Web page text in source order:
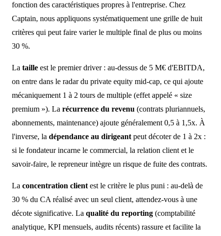
fonction des caractéristiques propres à l'entreprise. Chez
Captain, nous appliquons systématiquement une grille de huit
critères qui peut faire varier le multiple final de plus ou moins
30 %.
La taille est le premier driver : au-dessus de 5 M€ d'EBITDA,
on entre dans le radar du private equity mid-cap, ce qui ajoute
mécaniquement 1 à 2 tours de multiple (effet appelé « size
premium »). La récurrence du revenu (contrats pluriannuels,
abonnements, maintenance) ajoute généralement 0,5 à 1,5x. À
l'inverse, la dépendance au dirigeant peut décoter de 1 à 2x :
si le fondateur incarne le commercial, la relation client et le
savoir-faire, le repreneur intègre un risque de fuite des contrats.
La concentration client est le critère le plus puni : au-delà de
30 % du CA réalisé avec un seul client, attendez-vous à une
décote significative. La qualité du reporting (comptabilité
analytique, KPI mensuels, audits récents) rassure et facilite la